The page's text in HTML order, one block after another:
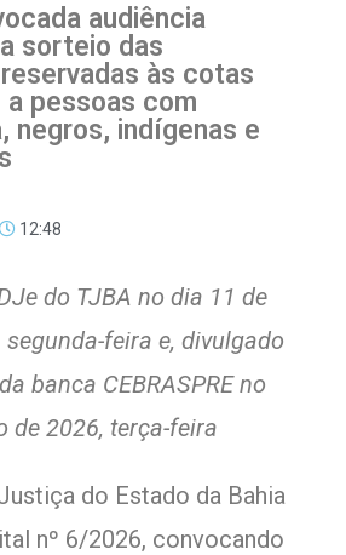
audiência
sorteio das
às cotas
pessoas com
negros, indígenas e
12:48
do TJBA no dia 11 de
feira e, divulgado
banca CEBRASPRE no
de 2026, terça-feira
do Estado da Bahia
nº 6/2026, convocando